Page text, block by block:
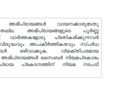
വായനക്കാരുടേതു
അഭിപ്രായങ്ങളുടെ പൂർണ്ണ
വാര്‍ത്തകളോടു പ്രതികരിക്കുന്നവര്‍
അപകീര്‍ത്തികരവും സ്പര്‍ധ
ഒഴിവാക്കുക. വ്യക്തിപരമായ
അഭിപ്രായങ്ങള്‍ സൈബര്‍ നിയമപ്രകാരം
പ്രകടനത്തിന് നിയമ നടപടി